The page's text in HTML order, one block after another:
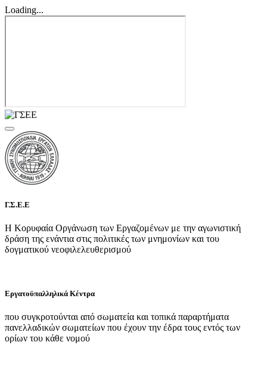
Loading...
Γ.Σ.Ε.Ε
Η Κορυφαία Οργάνωση των Εργαζομένων με την αγωνιστική
δράση της ενάντια στις πολιτικές των μνημονίων και του
δογματικού νεοφιλελευθερισμού
Εργατοϋπαλληλικά Κέντρα
που συγκροτούνται από σωματεία και τοπικά παραρτήματα
πανελλαδικών σωματείων που έχουν την έδρα τους εντός των
ορίων του κάθε νομού